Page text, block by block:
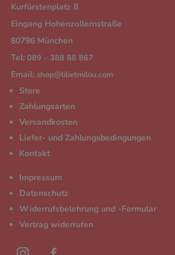
Kurfürstenplatz 8
Eingang Hohenzollernstraße
80796 München
Tel: 089 - 388 88 867
Email: shop@lilietmilou.com
Store
Zahlungsarten
Versandkosten
Liefer- und Zahlungsbedingungen
Kontakt
Impressum
Datenschutz
Widerrufsbelehrung und -Formular
Vertrag widerrufen